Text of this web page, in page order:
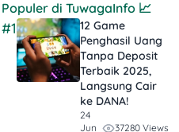
Populer di TuwagaInfo 📈
#1
12 Game
Penghasil Uang
Tanpa Deposit
Terbaik 2025,
Langsung Cair
ke DANA!
24
Jun
37280 Views